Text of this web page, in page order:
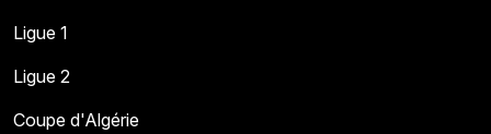
Ligue 1
Ligue 2
Coupe d'Algérie